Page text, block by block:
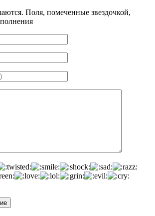
Поля, помеченные звездочкой,